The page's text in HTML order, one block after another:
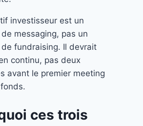
investisseur est un
messaging, pas un
fundraising. Il devrait
continu, pas deux
avant le premier meeting
ces trois